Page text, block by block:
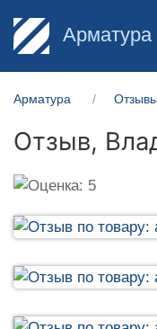
Арматура
Арматура Отзывы
Отзыв,